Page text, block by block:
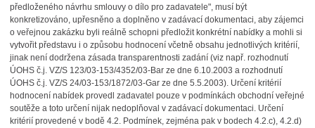
předloženého návrhu smlouvy o dílo pro zadavatele", musí být
konkretizováno, upřesněno a doplněno v zadávací dokumentaci, aby zájemci
o veřejnou zakázku byli reálně schopni předložit konkrétní nabídky a mohli si
vytvořit představu i o způsobu hodnocení včetně obsahu jednotlivých kritérií,
jinak není dodržena zásada transparentnosti zadání (viz např. rozhodnutí
ÚOHS č.j. VZ/S 123/03-153/4352/03-Bar ze dne 6.10.2003 a rozhodnutí
ÚOHS č.j. VZ/S 24/03-153/1872/03-Gar ze dne 5.5.2003). Určení kritérií
hodnocení nabídek provedl zadavatel pouze v podmínkách obchodní veřejné
soutěže a toto určení nijak nedoplňoval v zadávací dokumentaci. Určení
kritérií provedené v bodě 4.2. Podmínek, zejména pak v bodech 4.2.c), 4.2.d)